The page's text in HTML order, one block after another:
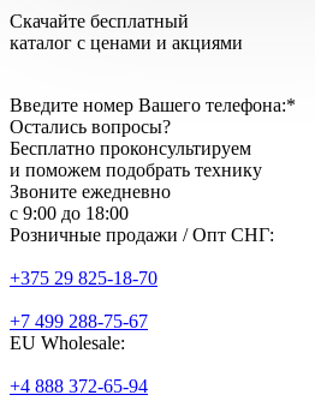
Скачайте бесплатный
каталог с ценами и акциями
Введите номер Вашего телефона:*
Остались вопросы?
Бесплатно проконсультируем
и поможем подобрать технику
Звоните ежедневно
с 9:00 до 18:00
Розничные продажи / Опт СНГ:
+375 29 825-18-70
+7 499 288-75-67
EU Wholesale:
+4 888 372-65-94